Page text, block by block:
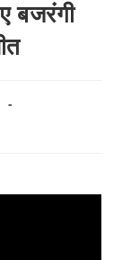
बजरंगी